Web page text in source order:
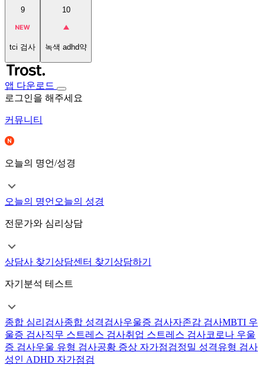
9
tci 검사
10
녹색 adhd약
앱 다운로드
로그인을 해주세요
커뮤니티
오늘의 명언/성경
오늘의 명언 오늘의 성경
전문가와 심리상담
상담사 찾기 상담센터 찾기 상담하기
자기분석 테스트
종합 심리검사종합 성격검사우울증 검사자존감 검사MBTI 우
울증 검사직무 스트레스 검사취업 스트레스 검사코로나 우울
증 검사우울 유형 검사공황 증상 자가점검정밀 성격유형 검사
성인 ADHD 자가점검